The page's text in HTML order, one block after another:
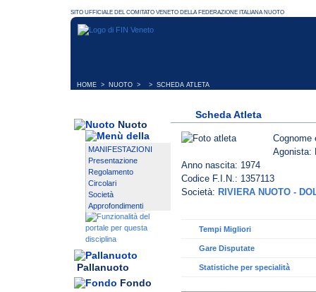
HOME > NUOTO > > SCHEDA ATLETA
Nuoto
MANIFESTAZIONI
Presentazione
Regolamento
Circolari
Società
Approfondimenti
Pallanuoto
Fondo
Scheda Atleta
Agonista:
Anno nascita: 1974
Codice F.I.N.: 1357113
Società: RIVIERA NUOTO -
Tempi Migliori
Gare Disputate
Statistiche per specialità